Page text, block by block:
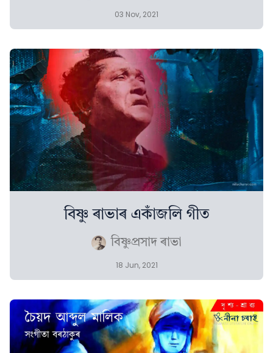
03 Nov, 2021
বিষ্ণু ৰাভাৰ একাঁজলি গীত
বিষ্ণুপ্ৰসাদ ৰাভা
18 Jun, 2021